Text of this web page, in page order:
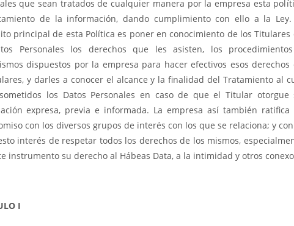
que sean tratados de cualquier manera por la empresa esta
de la información, dando cumplimiento con ello a la Ley.
principal de esta Política es poner en conocimiento de los Titulares
Personales los derechos que les asisten, los
dispuestos por la empresa para hacer efectivos esos derechos
y darles a conocer el alcance y la finalidad del Tratamiento al
los Datos Personales en caso de que el Titular otorgue
expresa, previa e informada. La empresa así también ratifica
con los diversos grupos de interés con los que se relaciona; y
interés de respetar todos los derechos de los mismos,
instrumento su derecho al Hábeas Data, a la intimidad y otros
I